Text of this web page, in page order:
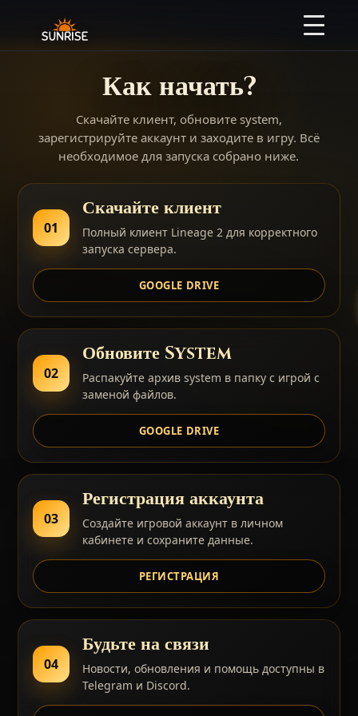
Как начать?
Скачайте клиент, обновите system,
зарегистрируйте аккаунт и заходите в игру. Всё
необходимое для запуска собрано ниже.
01
Скачайте клиент
Полный клиент Lineage 2 для корректного
запуска сервера.
GOOGLE DRIVE
02
Обновите System
Распакуйте архив system в папку с игрой с
заменой файлов.
GOOGLE DRIVE
03
Регистрация аккаунта
Создайте игровой аккаунт в личном
кабинете и сохраните данные.
РЕГИСТРАЦИЯ
04
Будьте на связи
Новости, обновления и помощь доступны в
Telegram и Discord.